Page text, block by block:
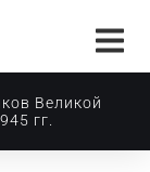
Великой
гг.